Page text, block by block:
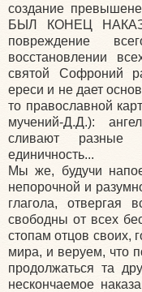
создание
БЫЛ КОНЕЦ
повреждение
восстановлении
святой Софроний
ереси и не дает
то православной
мучений-Д.Д.):
сливают разные
единичность...
Мы же, будучи
непорочной и
глагола, отвергая
свободны от всех
стопам отцов своих,
мира, и веруем, что
продолжаться та
нескончаемое